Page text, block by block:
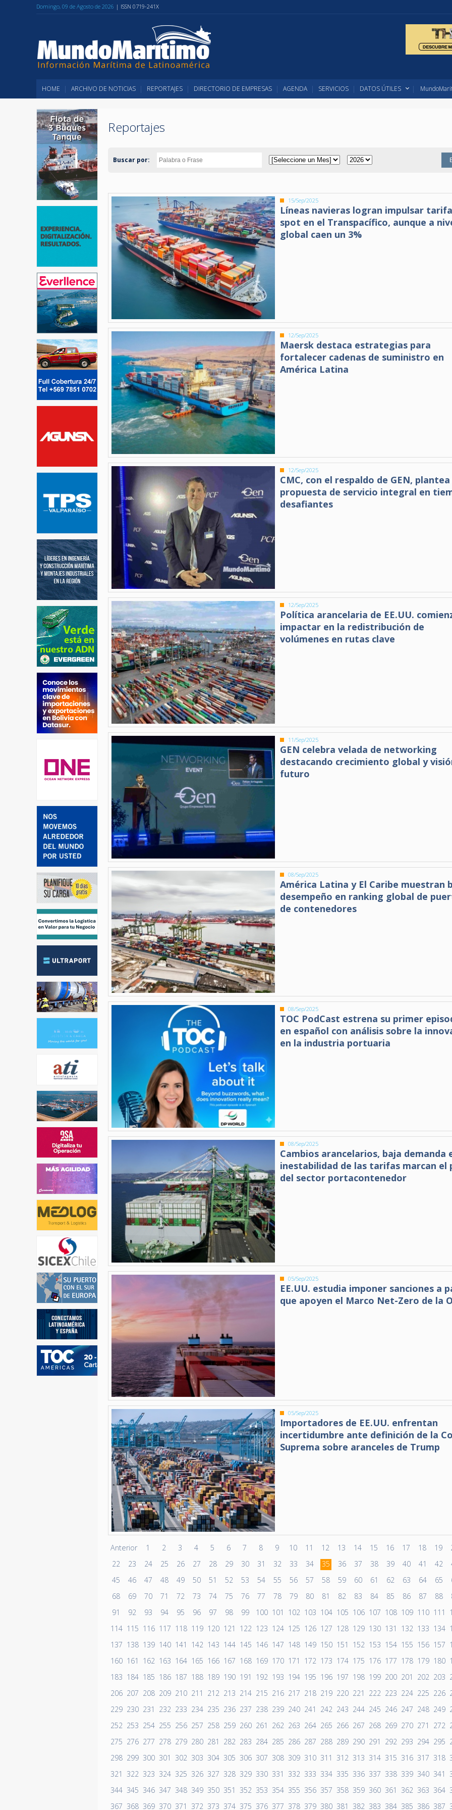
Domingo, 09 de Agosto de 2026 | ISSN 0719-241X
HOME ARCHIVO DE NOTICIAS REPORTAJES DIRECTORIO DE EMPRESAS AGENDA SERVICIOS DATOS ÚTILES
Reportajes
Buscar por:
15/Sep/2025
Líneas navieras logran impulsar
spot en el Transpacífico, aunque a
global caen un 3%
12/Sep/2025
Maersk destaca estrategias para
fortalecer cadenas de suministro en
América Latina
12/Sep/2025
CMC, con el respaldo de GEN, plantea
propuesta de servicio integral en
desafiantes
12/Sep/2025
Política arancelaria de EE.UU.
impactar en la redistribución de
volúmenes en rutas clave
11/Sep/2025
GEN celebra velada de networking
destacando crecimiento global y
futuro
08/Sep/2025
América Latina y El Caribe muestran
desempeño en ranking global de
de contenedores
08/Sep/2025
TOC PodCast estrena su primer
en español con análisis sobre la
en la industria portuaria
08/Sep/2025
Cambios arancelarios, baja demanda
inestabilidad de las tarifas marcan el
del sector portacontenedor
05/Sep/2025
EE.UU. estudia imponer sanciones a
que apoyen el Marco Net-Zero de la
05/Sep/2025
Importadores de EE.UU. enfrentan
incertidumbre ante definición de la
Suprema sobre aranceles de Trump
Anterior 1 2 3 4 5 6 7 8 9 10 11 12 13 14 15 16 17 18 19
22
23 24 25 26 27 28 29 30 31 32 33 34 35 36 37 38 39 40 41 42
45
46 47 48 49 50 51 52 53 54 55 56 57 58 59 60 61 62 63 64 65
68
69 70 71 72 73 74 75 76 77 78 79 80 81 82 83 84 85 86 87 88
91
92 93 94 95 96 97 98 99 100 101 102 103 104 105 106 107 108 109 110 111
114 115 116 117 118 119 120 121 122 123 124 125 126 127 128 129 130 131 132 133 134
137 138 139 140 141 142 143 144 145 146 147 148 149 150 151 152 153 154 155 156 157
160 161 162 163 164 165 166 167 168 169 170 171 172 173 174 175 176 177 178 179 180
183 184 185 186 187 188 189 190 191 192 193 194 195 196 197 198 199 200 201 202 203
206 207 208 209 210 211 212 213 214 215 216 217 218 219 220 221 222 223 224 225 226
229 230 231 232 233 234 235 236 237 238 239 240 241 242 243 244 245 246 247 248 249
252 253 254 255 256 257 258 259 260 261 262 263 264 265 266 267 268 269 270 271 272
275 276 277 278 279 280 281 282 283 284 285 286 287 288 289 290 291 292 293 294 295
298 299 300 301 302 303 304 305 306 307 308 309 310 311 312 313 314 315 316 317 318
321
322 323 324 325 326 327 328 329 330 331 332 333 334 335 336 337 338 339 340 341
344 345 346 347 348 349 350 351 352 353 354 355 356 357 358 359 360 361 362 363 364
367 368 369 370 371 372 373 374 375 376 377 378 379 380 381 382 383 384 385 386 387